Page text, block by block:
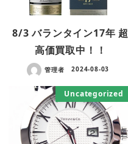
8/3 バランタイン17年 超
高価買取中！！
管理者 2024-08-03
Uncategorized